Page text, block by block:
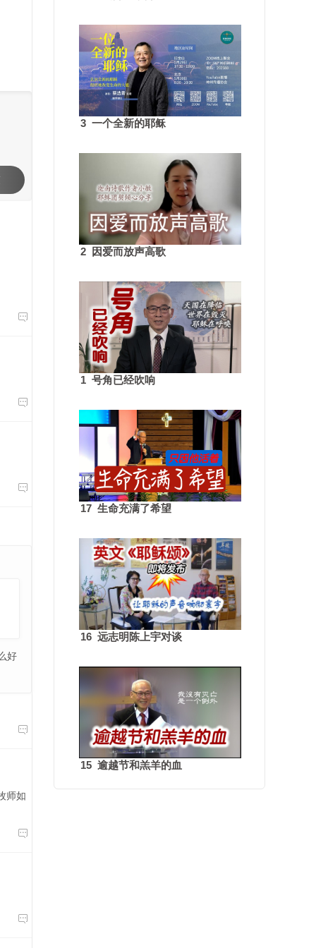



好

师如


3 一个全新的耶稣
2 因爱而放声高歌
1 号角已经吹响
17 生命充满了希望
16 远志明陈上宇对谈
15 逾越节和羔羊的血